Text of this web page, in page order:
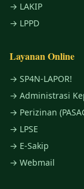
→ LAKIP
→ LPPD
Layanan Online
→ SP4N-LAPOR!
→ Administrasi
→ Perizinan
→ LPSE
→ E-Sakip
→ Webmail